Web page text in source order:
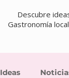
Descubre
Gastronomía
Ideas